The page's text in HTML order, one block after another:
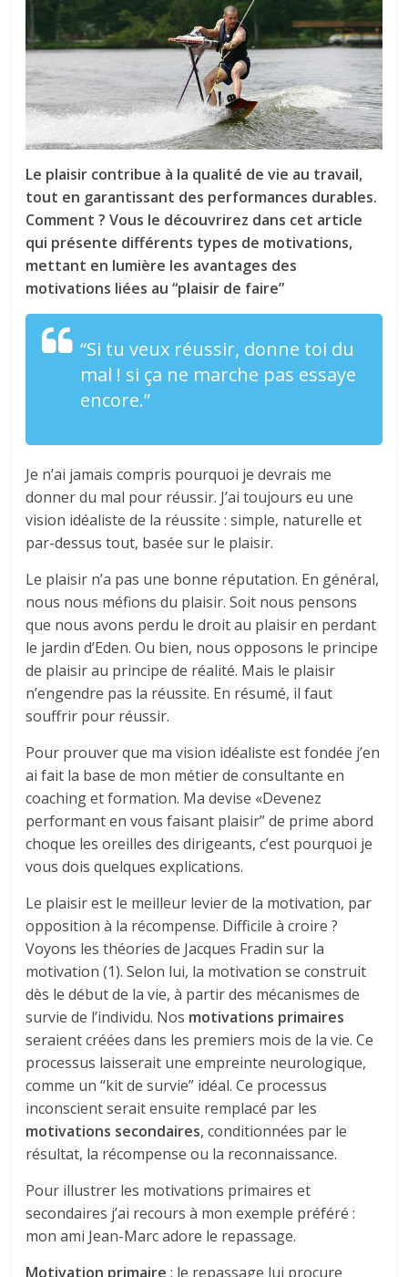
Le plaisir contribue à la qualité de vie au travail,
tout en garantissant des performances durables.
Comment ? Vous le découvrirez dans cet article
qui présente différents types de motivations,
mettant en lumière les avantages des
motivations liées au “plaisir de faire”
“Si tu veux réussir, donne toi du
mal ! si ça ne marche pas essaye
encore.”
Je n’ai jamais compris pourquoi je devrais me
donner du mal pour réussir. J’ai toujours eu une
vision idéaliste de la réussite : simple, naturelle et
par-dessus tout, basée sur le plaisir.
Le plaisir n’a pas une bonne réputation. En général,
nous nous méfions du plaisir. Soit nous pensons
que nous avons perdu le droit au plaisir en perdant
le jardin d’Eden. Ou bien, nous opposons le principe
de plaisir au principe de réalité. Mais le plaisir
n’engendre pas la réussite. En résumé, il faut
souffrir pour réussir.
Pour prouver que ma vision idéaliste est fondée j’en
ai fait la base de mon métier de consultante en
coaching et formation. Ma devise «Devenez
performant en vous faisant plaisir” de prime abord
choque les oreilles des dirigeants, c’est pourquoi je
vous dois quelques explications.
Le plaisir est le meilleur levier de la motivation, par
opposition à la récompense. Difficile à croire ?
Voyons les théories de Jacques Fradin sur la
motivation (1). Selon lui, la motivation se construit
dès le début de la vie, à partir des mécanismes de
survie de l’individu. Nos motivations primaires
seraient créées dans les premiers mois de la vie. Ce
processus laisserait une empreinte neurologique,
comme un “kit de survie” idéal. Ce processus
inconscient serait ensuite remplacé par les
motivations secondaires, conditionnées par le
résultat, la récompense ou la reconnaissance.
Pour illustrer les motivations primaires et
secondaires j’ai recours à mon exemple préféré :
mon ami Jean-Marc adore le repassage.
Motivation primaire : le repassage lui procure